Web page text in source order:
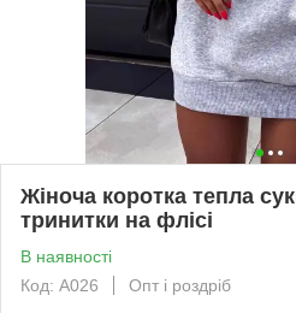
Жіноча коротка тепла
тринитки на флісі
В наявності
Код: A026
Опт і роздріб